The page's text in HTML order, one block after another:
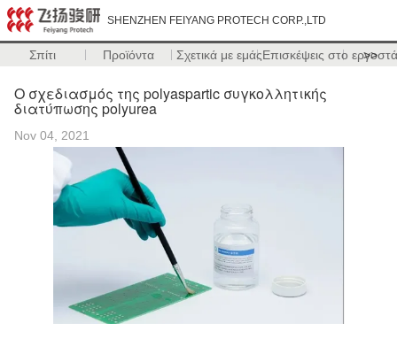
SHENZHEN FEIYANG PROTECH CORP.,LTD
Σπίτι Προϊόντα Σχετικά με εμάςΕπισκέψεις στο >>
Ο σχεδιασμός της polyaspartic συγκολλητικής
διατύπωσης polyurea
Nov 04, 2021